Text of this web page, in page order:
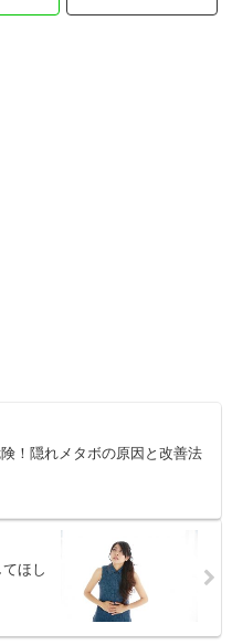
！隠れメタボの原因と改善法
ほし